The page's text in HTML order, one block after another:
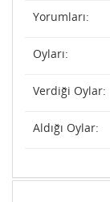
Yorumları:
Oyları:
Verdiği Oylar:
Aldığı Oylar: